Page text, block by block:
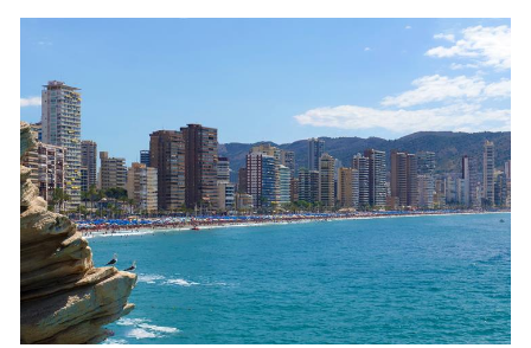
Enfants & famille
Événements locaux
Nature & extérieur
Où séjourner
Plages
Sports & aventure
Vie nocturne & Bars